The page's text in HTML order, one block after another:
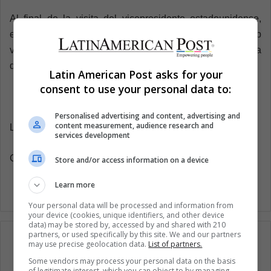
Al final de la visita del vicepresidente estadounidense,
este indicó que el Gobierno del presidente Donald Trump
va a “seguir tomando decisiones para terminar con la
demanda” de droga en los Estados Unidos.
Latin American Post | Carlos Eduardo Gómez Avella
Copy edited by Susana Cicchetto
Latin American Post asks for your
consent to use your personal data to:
Personalised advertising and content, advertising and
content measurement, audience research and
services development
Store and/or access information on a device
Learn more
Your personal data will be processed and information from
your device (cookies, unique identifiers, and other device
data) may be stored by, accessed by and shared with 210
partners, or used specifically by this site. We and our partners
may use precise geolocation data. List of partners.
Some vendors may process your personal data on the basis